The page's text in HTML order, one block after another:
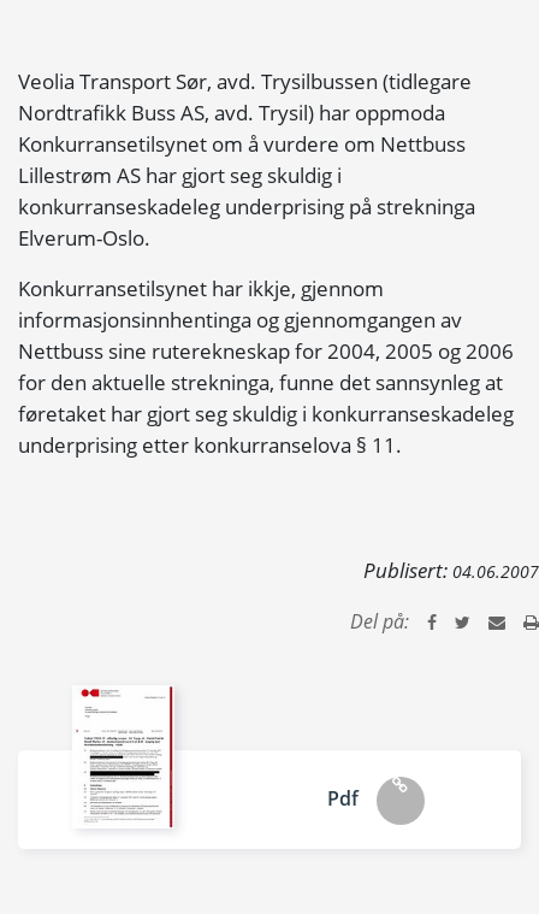
Veolia Transport Sør, avd. Trysilbussen (tidlegare
Nordtrafikk Buss AS, avd. Trysil) har oppmoda
Konkurransetilsynet om å vurdere om Nettbuss
Lillestrøm AS har gjort seg skuldig i
konkurranseskadeleg underprising på strekninga
Elverum-Oslo.
Konkurransetilsynet har ikkje, gjennom
informasjonsinnhentinga og gjennomgangen av
Nettbuss sine ruterekneskap for 2004, 2005 og 2006
for den aktuelle strekninga, funne det sannsynleg at
føretaket har gjort seg skuldig i konkurranseskadeleg
underprising etter konkurranselova § 11.
Publisert: 04.06.2007
Del på:
Pdf